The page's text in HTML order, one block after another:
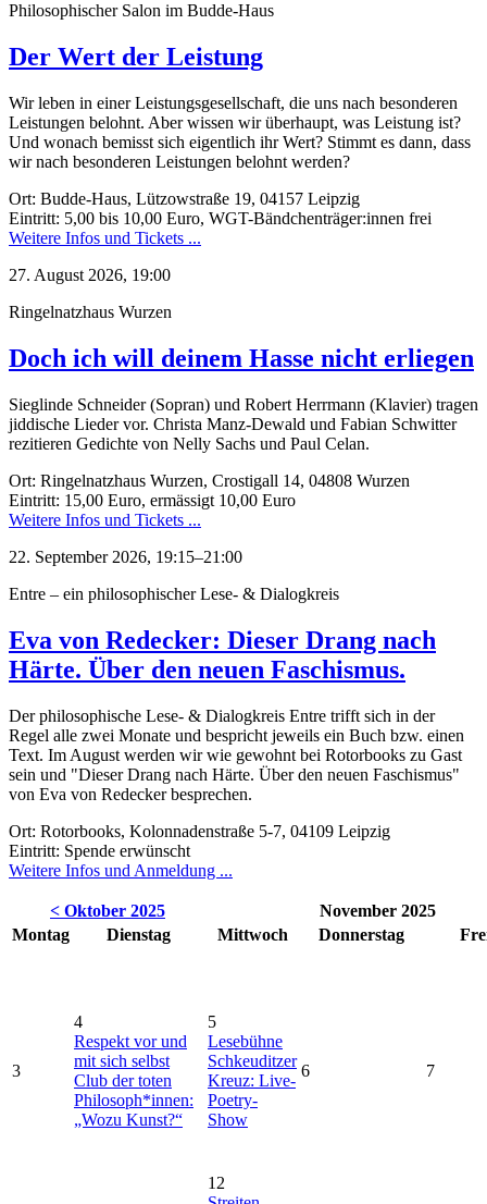
Philosophischer Salon im Budde-Haus
Der Wert der Leistung
Wir leben in einer Leistungsgesellschaft, die uns nach besonderen
Leistungen belohnt. Aber wissen wir überhaupt, was Leistung ist?
Und wonach bemisst sich eigentlich ihr Wert? Stimmt es dann, dass
wir nach besonderen Leistungen belohnt werden?
Ort: Budde-Haus, Lützowstraße 19, 04157 Leipzig
Eintritt: 5,00 bis 10,00 Euro, WGT-Bändchenträger:innen frei
Weitere Infos und Tickets ...
27. August 2026, 19:00
Ringelnatzhaus Wurzen
Doch ich will deinem Hasse nicht erliegen
Sieglinde Schneider (Sopran) und Robert Herrmann (Klavier) tragen
jiddische Lieder vor. Christa Manz-Dewald und Fabian Schwitter
rezitieren Gedichte von Nelly Sachs und Paul Celan.
Ort: Ringelnatzhaus Wurzen, Crostigall 14, 04808 Wurzen
Eintritt: 15,00 Euro, ermässigt 10,00 Euro
Weitere Infos und Tickets ...
22. September 2026, 19:15–21:00
Entre – ein philosophischer Lese- & Dialogkreis
Eva von Redecker: Dieser Drang nach
Härte. Über den neuen Faschismus.
Der philosophische Lese- & Dialogkreis Entre trifft sich in der
Regel alle zwei Monate und bespricht jeweils ein Buch bzw. einen
Text. Im August werden wir wie gewohnt bei Rotorbooks zu Gast
sein und "Dieser Drang nach Härte. Über den neuen Faschismus"
von Eva von Redecker besprechen.
Ort: Rotorbooks, Kolonnadenstraße 5-7, 04109 Leipzig
Eintritt: Spende erwünscht
Weitere Infos und Anmeldung ...
< Oktober 2025
November 2025
Montag
Dienstag Mittwoch Donnerstag
3
4
Respekt vor und
mit sich selbst
Club der toten
Philosoph*innen:
„Wozu Kunst?“
5
Lesebühne
Schkeuditzer
Kreuz: Live-
Poetry-
Show
6 7
12